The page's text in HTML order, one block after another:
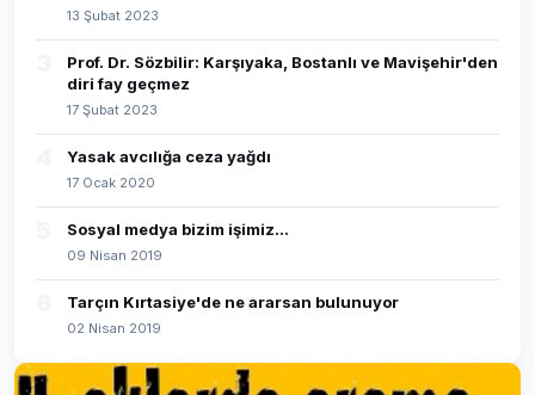
13 Şubat 2023
Prof. Dr. Sözbilir: Karşıyaka, Bostanlı ve Mavişehir'den
diri fay geçmez
17 Şubat 2023
Yasak avcılığa ceza yağdı
17 Ocak 2020
Sosyal medya bizim işimiz...
09 Nisan 2019
Tarçın Kırtasiye'de ne ararsan bulunuyor
02 Nisan 2019